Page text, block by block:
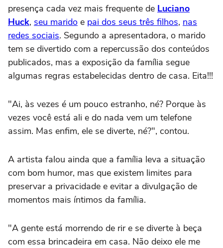
presença cada vez mais frequente de Luciano
Huck, seu marido e pai dos seus três filhos, nas
redes sociais. Segundo a apresentadora, o marido
tem se divertido com a repercussão dos conteúdos
publicados, mas a exposição da família segue
algumas regras estabelecidas dentro de casa. Eita!!!
"Ai, às vezes é um pouco estranho, né? Porque às
vezes você está ali e do nada vem um telefone
assim. Mas enfim, ele se diverte, né?", contou.
A artista falou ainda que a família leva a situação
com bom humor, mas que existem limites para
preservar a privacidade e evitar a divulgação de
momentos mais íntimos da família.
"A gente está morrendo de rir e se diverte à beça
com essa brincadeira em casa. Não deixo ele me